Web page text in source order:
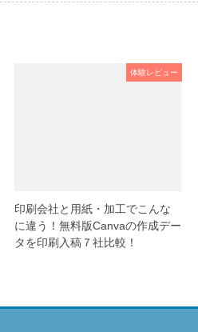
体験レビュー
印刷会社と用紙・加工でこんな
に違う！無料版Canvaの作成デー
タを印刷入稿７社比較！